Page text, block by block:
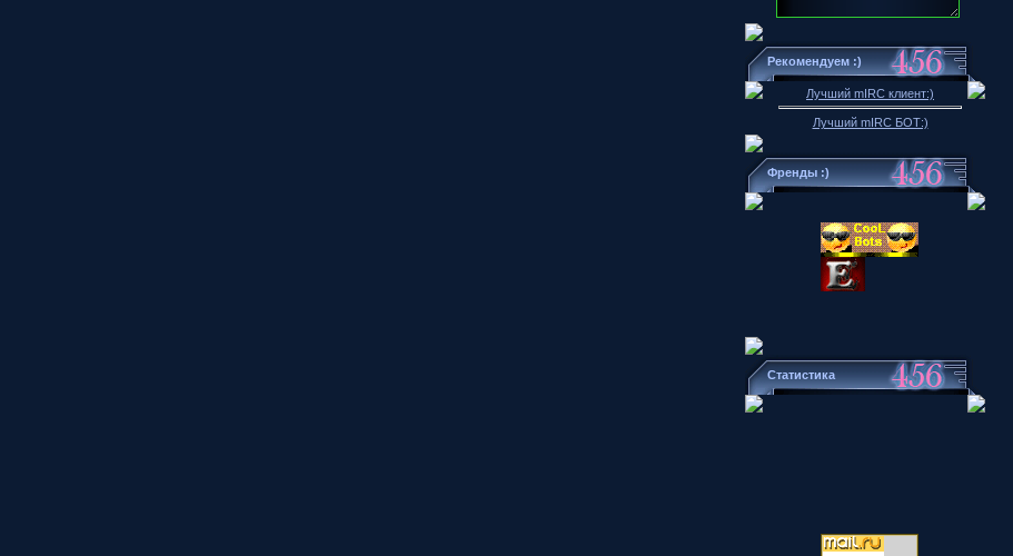
Рекомендуем :)
Лучший mIRC клиент:)
Лучший mIRC БОТ:)
Френды :)
Статистика